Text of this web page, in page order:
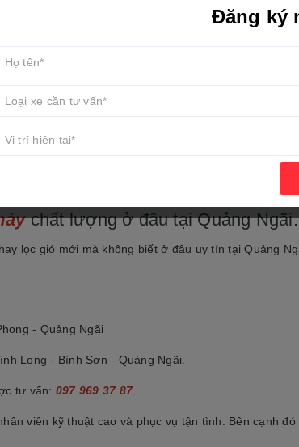
chất lượng ở đâu tại Quảng Ngãi.
lọc gió mới mà không biết ở đâu uy tín tại Quảng
- Quảng Ngãi
Long - Bình Sơn - Quảng Ngãi.
tư vấn: 097 969 37 87
viên kỹ thuật cao và phục vụ tận tình. Bên cạnh
Đăng ký